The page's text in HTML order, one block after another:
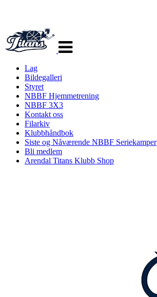
navigasjon
Lag
Bildegalleri
Styret
NBBF Hjemmetrening
NBBF 3X3
Kontakt oss
Filarkiv
Klubbhåndbok
Siste og Nåværende NBBF Seriekamper
Bli medlem
Arendal Titans Klubb Shop